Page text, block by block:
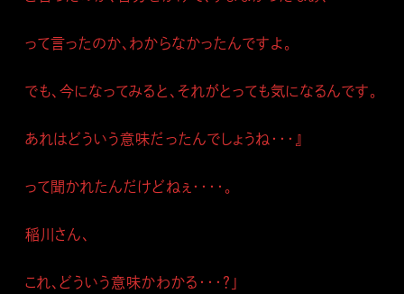
って言ったのか、わからなかったんですよ。
でも、今になってみると、それがとっても気になるんです。
あれはどういう意味だったんでしょうね・・・』
って聞かれたんだけどねぇ・・・・。
稲川さん、
これ、どういう意味かわかる・・・？」